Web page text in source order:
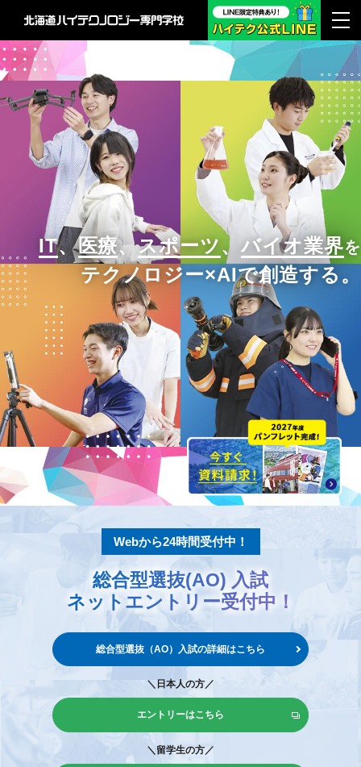
IT、医療、スポーツ、バイオ業界を
テクノロジー×AIで創造する。
Webから24時間受付中！
総合型選抜(AO) 入試
ネットエントリー受付中！
総合型選抜（AO）入試の詳細はこちら
＼日本人の方／
エントリーはこちら
＼留学生の方／